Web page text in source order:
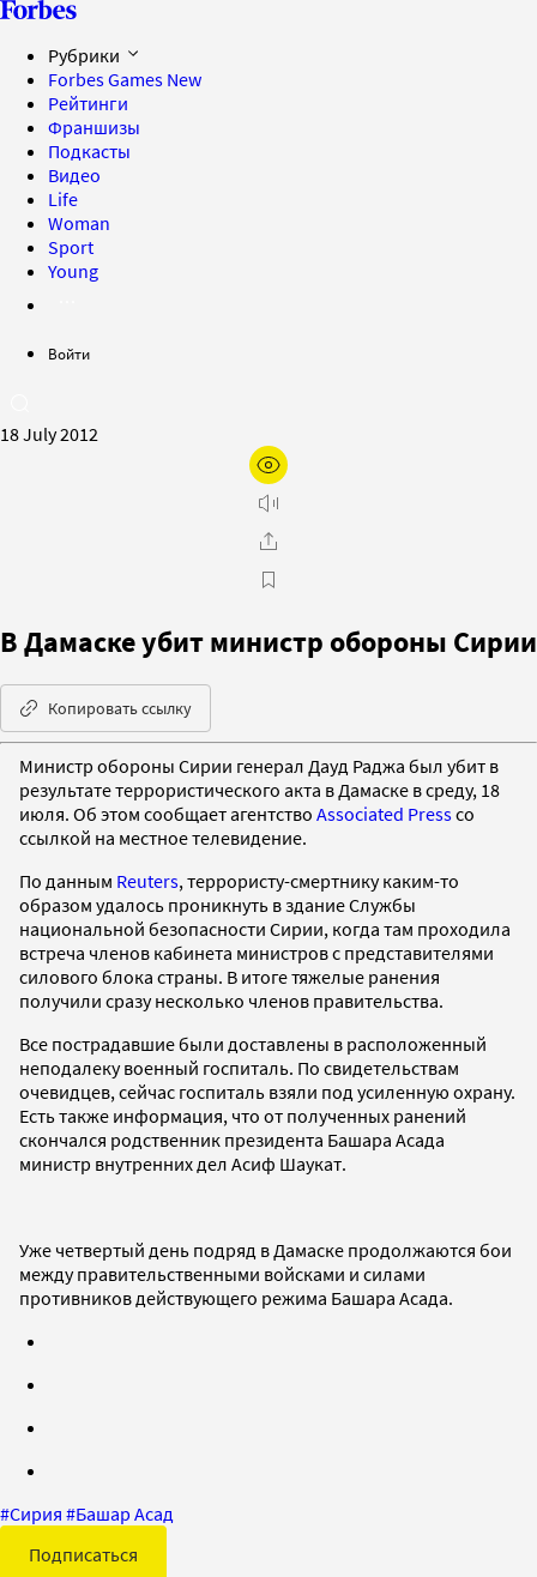
Рубрики
Forbes Games New
Рейтинги
Франшизы
Подкасты
Видео
Life
Woman
Sport
Young
Войти
18 July 2012
В Дамаске убит министр обороны Сирии
Копировать ссылку
Министр обороны Сирии генерал Дауд Раджа был убит в
результате террористического акта в Дамаске в среду, 18
июля. Об этом сообщает агентство Associated Pressсо
ссылкой на местное телевидение.
По данным Reuters, террористу-смертнику каким-то
образом удалось проникнуть в здание Службы
национальной безопасности Сирии, когда там проходила
встреча членов кабинета министров с представителями
силового блока страны. В итоге тяжелые ранения
получили сразу несколько членов правительства.
Все пострадавшие были доставлены в расположенный
неподалеку военный госпиталь. По свидетельствам
очевидцев, сейчас госпиталь взяли под усиленную охрану.
Есть также информация, что от полученных ранений
скончался родственник президента Башара Асада
министр внутренних дел Асиф Шаукат.
Уже четвертый день подряд в Дамаске продолжаются бои
между правительственными войсками и силами
противников действующего режима Башара Асада.
#Сирия #Башар Асад
Подписаться